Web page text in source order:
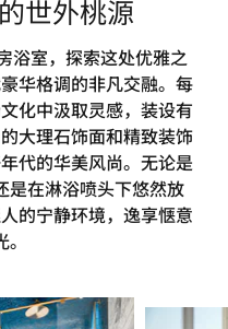
世外桃源
浴室，探索这处优雅之
华格调的非凡交融。每
化中汲取灵感，装设有
大理石饰面和精致装饰
代的华美风尚。无论是
是在淋浴喷头下悠然放
的宁静环境，逸享惬意